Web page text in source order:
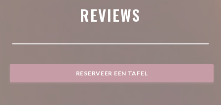
REVIEWS
RESERVEER EEN TAFEL